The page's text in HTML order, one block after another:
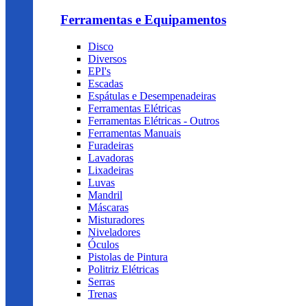
Ferramentas e Equipamentos
Disco
Diversos
EPI's
Escadas
Espátulas e Desempenadeiras
Ferramentas Elétricas
Ferramentas Elétricas - Outros
Ferramentas Manuais
Furadeiras
Lavadoras
Lixadeiras
Luvas
Mandril
Máscaras
Misturadores
Niveladores
Óculos
Pistolas de Pintura
Politriz Elétricas
Serras
Trenas